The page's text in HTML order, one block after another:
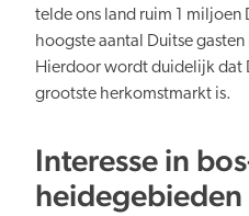
telde ons land ruim 1 miljoen
hoogste aantal Duitse gasten
Hierdoor wordt duidelijk dat
grootste herkomstmarkt is.
Interesse in